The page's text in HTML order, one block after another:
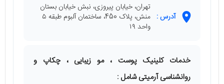
آدرس :
تهران، خیابان پیروزی، نبش خیابان بستان
منش، پلاک 450، ساختمان آلبوم طبقه ۵
واحد ۱۹
خدمات کلینیک پوست ، مو زیبایی ، چکاپ و
روانشناسی آرمیتی شامل :